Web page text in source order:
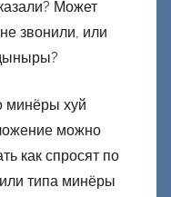
Может
звонили, или
минёры хуй
можно
как спросят по
типа минёры